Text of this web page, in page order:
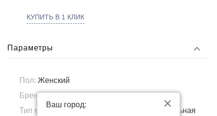
КУПИТЬ В 1 КЛИК
Параметры
Пол: Женский
Бренд:Voggo
Тип материала:
Натуральная кожа, Натуральная
Ваш город: